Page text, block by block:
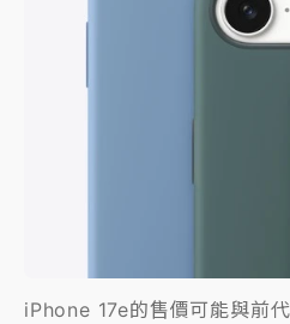
iPhone 17e的售價可能與前